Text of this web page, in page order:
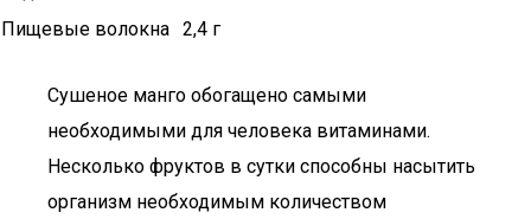
Пищевые волокна 2,4 г
Сушеное манго обогащено самыми
необходимыми для человека витаминами.
Несколько фруктов в сутки способны насытить
организм необходимым количеством